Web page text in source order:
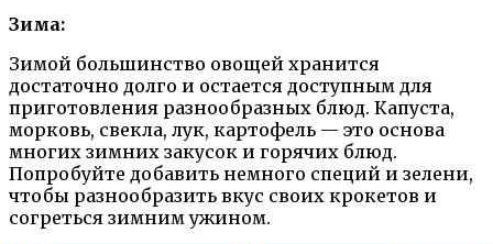
Зима:
Зимой большинство овощей хранится
достаточно долго и остается доступным для
приготовления разнообразных блюд. Капуста,
морковь, свекла, лук, картофель — это основа
многих зимних закусок и горячих блюд.
Попробуйте добавить немного специй и зелени,
чтобы разнообразить вкус своих крокетов и
согреться зимним ужином.